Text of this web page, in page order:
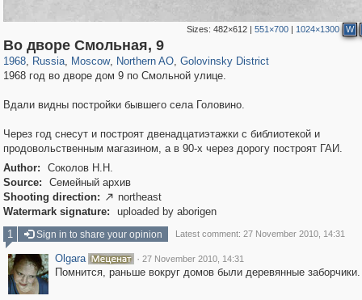
Sizes:482×612 |551×700 | 1024×1300 W
Во дворе Смольная, 9
1968, Russia
1,406,849 29,243
, Moscow
319,861 8,286
, Northern AO
22,540 598
, Golovinsky District
1968 год во дворе дом 9 по Смольной улице.
Вдали видны постройки бывшего села Головино.
Через год снесут и построят двенадцатиэтажки с библиотекой и
продовольственным магазином, а в 90-х через дорогу построят ГАИ.
Author:
Соколов Н.Н.
Source:
Семейный архив
Shooting direction:  northeast
Watermark signature:
uploaded by aborigen
1
Sign in to share your opinion Latest comment: 27 November 2010, 14:31
Olgara · 27 November 2010, 14:31
Помнится, раньше вокруг домов были деревянные заборчики.